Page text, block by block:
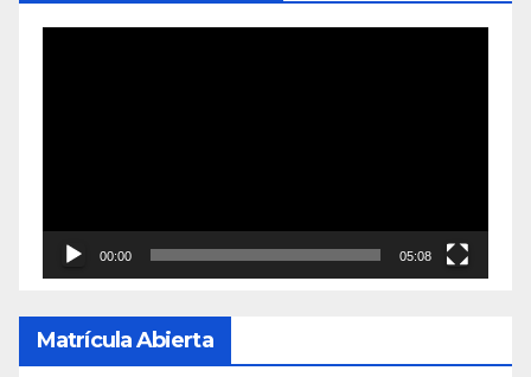
00:00 05:08
Matrícula Abierta